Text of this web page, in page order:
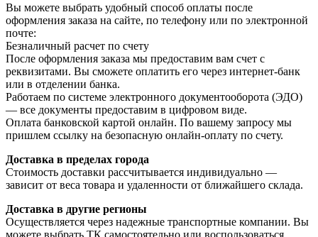
Вы можете выбрать удобный способ оплаты после
оформления заказа на сайте, по телефону или по электронной
почте:
Безналичный расчет по счету
После оформления заказа мы предоставим вам счет с
реквизитами. Вы сможете оплатить его через интернет-банк
или в отделении банка.
Работаем по системе электронного документооборота (ЭДО)
— все документы предоставим в цифровом виде.
Оплата банковской картой онлайн. По вашему запросу мы
пришлем ссылку на безопасную онлайн-оплату по счету.
Доставка в пределах города
Стоимость доставки рассчитывается индивидуально —
зависит от веса товара и удаленности от ближайшего склада.
Доставка в другие регионы
Осуществляется через надежные транспортные компании. Вы
можете выбрать ТК самостоятельно или воспользоваться